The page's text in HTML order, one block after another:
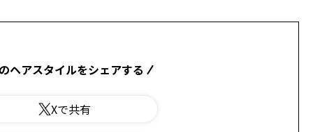
ヘアスタイルをシェアする
Xで共有